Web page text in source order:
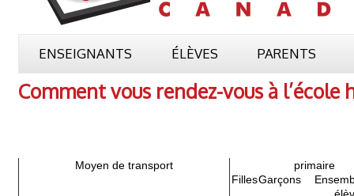
ENSEIGNANTS ÉLÈVES PARENTS
Comment vous rendez-vous à l’école
Moyen de transport
primaire
FillesGarçons